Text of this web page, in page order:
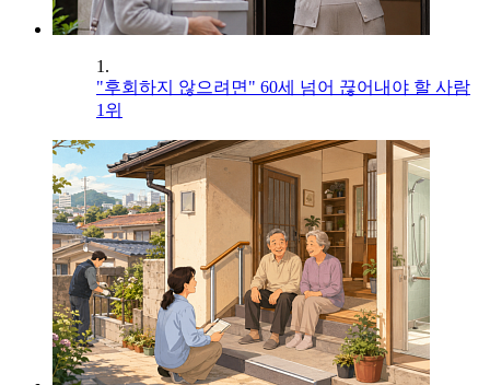
1.
"후회하지 않으려면" 60세 넘어 끊어내야 할 사람
1위